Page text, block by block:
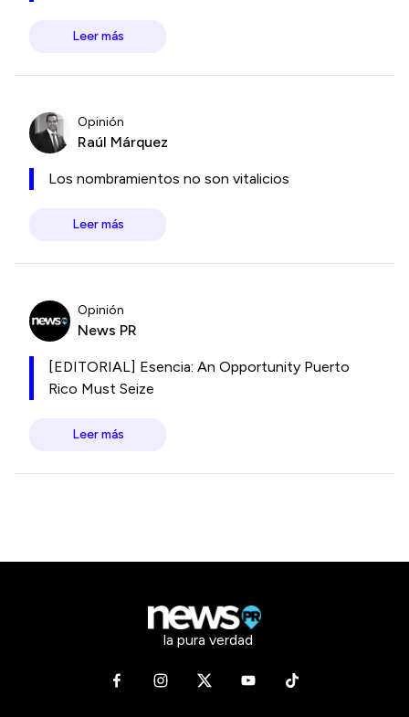
Leer más
Opinión
Raúl Márquez
Los nombramientos no son vitalicios
Leer más
Opinión
News PR
[EDITORIAL] Esencia: An Opportunity Puerto
Rico Must Seize
Leer más
la pura verdad